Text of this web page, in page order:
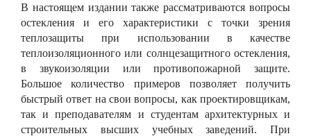
В настоящем издании также рассматриваются вопросы
остекления и его характеристики с
точки зрения
теплозащиты при использовании в качестве
теплоизоляционного или солнцезащитного остекления,
в звукоизоляции или противопожарной защите.
Большое количество примеров позволяет получить
быстрый ответ на свои вопросы, как проектировщикам,
так и преподавателям и студентам архитектурных и
строительных высших учебных заведений. При